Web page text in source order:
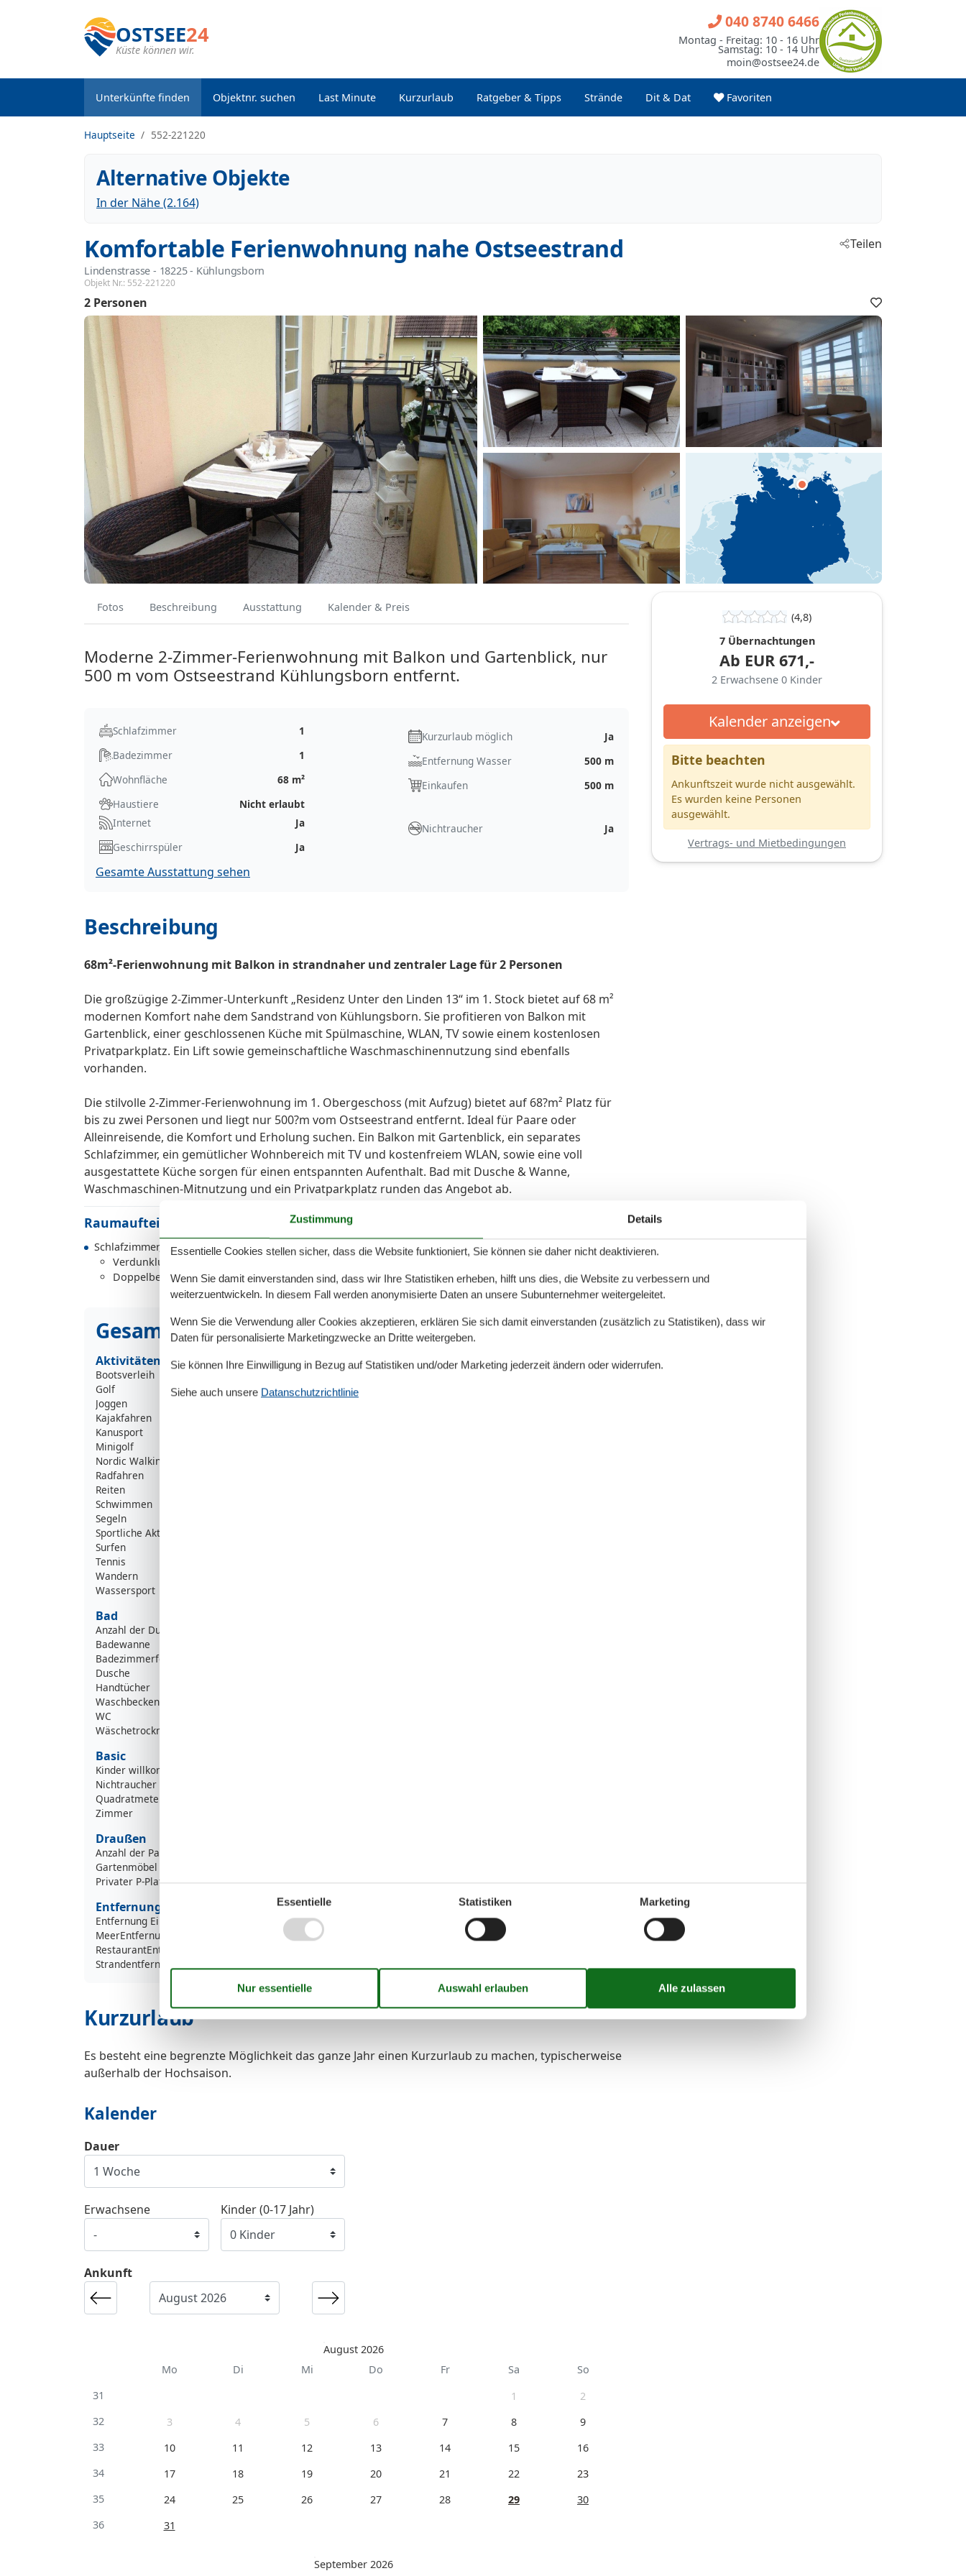
OSTSEE24
Küste können wir.
Unterkünfte finden Objektnr. suchen Last Minute Kurzurlaub Ratgeber & Tipps Strände Dit & Dat Favoriten
040 8740 6466
Montag - Freitag: 10 - 16 Uhr
Samstag: 10 - 14 Uhr
moin@ostsee24.de
Hauptseite 552-221220
Alternative Objekte
In der Nähe (2.164)
Komfortable Ferienwohnung nahe Ostseestrand
Lindenstrasse - 18225 - Kühlungsborn
Objekt Nr.: 552-221220
Teilen
2 Personen
Fotos Beschreibung Ausstattung Kalender & Preis
Moderne 2-Zimmer-Ferienwohnung mit Balkon und Gartenblick, nur
500 m vom Ostseestrand Kühlungsborn entfernt.
Schlafzimmer
1
Badezimmer
1
Wohnfläche
68 m²
Haustiere
Nicht erlaubt
Kurzurlaub möglich
Ja
Entfernung Wasser
500 m
Einkaufen
500 m
Internet
Ja
Geschirrspüler
Ja
Nichtraucher Ja
Gesamte Ausstattung sehen
Beschreibung
68m²-Ferienwohnung mit Balkon in strandnaher und zentraler Lage für 2 Personen
Die großzügige 2-Zimmer-Unterkunft „Residenz Unter den Linden 13“ im 1. Stock bietet auf 68 m²
modernen Komfort nahe dem Sandstrand von Kühlungsborn. Sie profitieren von Balkon mit
Gartenblick, einer geschlossenen Küche mit Spülmaschine, WLAN, TV sowie einem kostenlosen
Privatparkplatz. Ein Lift sowie gemeinschaftliche Waschmaschinennutzung sind ebenfalls
vorhanden.
Die stilvolle 2-Zimmer-Ferienwohnung im 1. Obergeschoss (mit Aufzug) bietet auf 68?m² Platz für
bis zu zwei Personen und liegt nur 500?m vom Ostseestrand entfernt. Ideal für Paare oder
Alleinreisende, die Komfort und Erholung suchen. Ein Balkon mit Gartenblick, ein separates
Schlafzimmer, ein gemütlicher Wohnbereich mit TV und kostenfreiem WLAN, sowie eine voll
ausgestattete Küche sorgen für einen entspannten Aufenthalt. Bad mit Dusche & Wanne,
Waschmaschinen-Mitnutzung und ein Privatparkplatz runden das Angebot ab.
Raumaufteilung
Schlafzimmer, 2 Personen
Verdunklungsvorhänge, Kleiderschrank
Doppelbett (Offenes Fußteil)
Gesamte Ausstattung
Aktivitäten
Bootsverleih
Golf
Joggen
Kajakfahren
Kanusport
Minigolf
Nordic Walking
Radfahren
Reiten
Schwimmen
Segeln
Sportliche Aktivitäten
Surfen
Tennis
Wandern
Wassersport
Bad
Anzahl der Duschen
Badewanne
Badezimmerfenster
Dusche
Handtücher
Waschbecken
WC
Wäschetrockner
Basic
Kinder willkommen
Nichtraucher
Quadratmeter
Zimmer
Draußen
Anzahl der Parkplätze
Gartenmöbel
Privater P-Platz
Entfernung
Entfernung Einkauf
500 m
MeerEntfernung
500 m
RestaurantEntfernung
Strandentfernung
Küche
Kurzurlaub
Es besteht eine begrenzte Möglichkeit das ganze Jahr einen Kurzurlaub zu machen, typischerweise
außerhalb der Hochsaison.
Kalender
Ankunft
August 2026
Mo
Di Mi Do Fr Sa
So
31
1
2
32
3 4 5 6 7 8
9
33
10 11 12 13 14 15
16
34
17 18 19 20 21 22
23
35
24 25 26 27 28 29
30
36
31
September 2026
Dauer
Erwachsene Kinder (0-17 Jahr)
(4,8)
7 Übernachtungen
Ab EUR 671,-
2 Erwachsene 0 Kinder
Kalender anzeigen
Bitte beachten
Ankunftszeit wurde nicht ausgewählt.
Es wurden keine Personen
ausgewählt.
Vertrags- und Mietbedingungen
Zustimmung Details
Essentielle Cookies stellen sicher, dass die Website funktioniert, Sie können sie daher nicht deaktivieren.
Wenn Sie damit einverstanden sind, dass wir Ihre Statistiken erheben, hilft uns dies, die Website zu verbessern und
weiterzuentwickeln. In diesem Fall werden anonymisierte Daten an unsere Subunternehmer weitergeleitet.
Wenn Sie die Verwendung aller Cookies akzeptieren, erklären Sie sich damit einverstanden (zusätzlich zu Statistiken), dass wir
Daten für personalisierte Marketingzwecke an Dritte weitergeben.
Sie können Ihre Einwilligung in Bezug auf Statistiken und/oder Marketing jederzeit ändern oder widerrufen.
Siehe auch unsere Datanschutzrichtlinie
Essentielle Statistiken Marketing